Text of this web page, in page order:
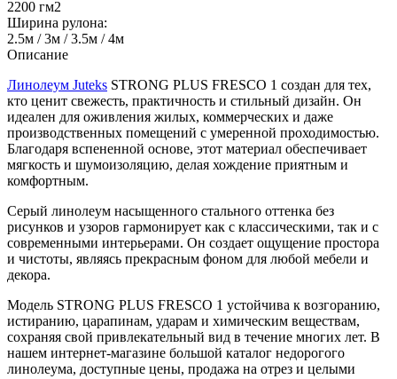
2200 гм2
Ширина рулона:
2.5м / 3м / 3.5м / 4м
Описание
Линолеум Juteks STRONG PLUS FRESCO 1 создан для тех,
кто ценит свежесть, практичность и стильный дизайн. Он
идеален для оживления жилых, коммерческих и даже
производственных помещений с умеренной проходимостью.
Благодаря вспененной основе, этот материал обеспечивает
мягкость и шумоизоляцию, делая хождение приятным и
комфортным.
Серый линолеум насыщенного стального оттенка без
рисунков и узоров гармонирует как с классическими, так и с
современными интерьерами. Он создает ощущение простора
и чистоты, являясь прекрасным фоном для любой мебели и
декора.
Модель STRONG PLUS FRESCO 1 устойчива к возгоранию,
истиранию, царапинам, ударам и химическим веществам,
сохраняя свой привлекательный вид в течение многих лет. В
нашем интернет-магазине большой каталог недорогого
линолеума, доступные цены, продажа на отрез и целыми